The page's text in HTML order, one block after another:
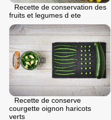
Recette de conservation des
fruits et legumes d ete
Recette de conserve
courgette oignon haricots
verts